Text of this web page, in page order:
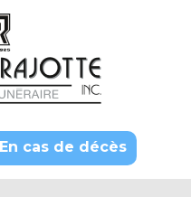
En cas de décès